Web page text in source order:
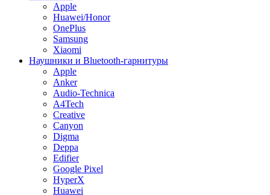
Apple
Huawei/Honor
OnePlus
Samsung
Xiaomi
Наушники и Bluetooth-гарнитуры
Apple
Anker
Audio-Technica
A4Tech
Creative
Canyon
Digma
Deppa
Edifier
Google Pixel
HyperX
Huawei